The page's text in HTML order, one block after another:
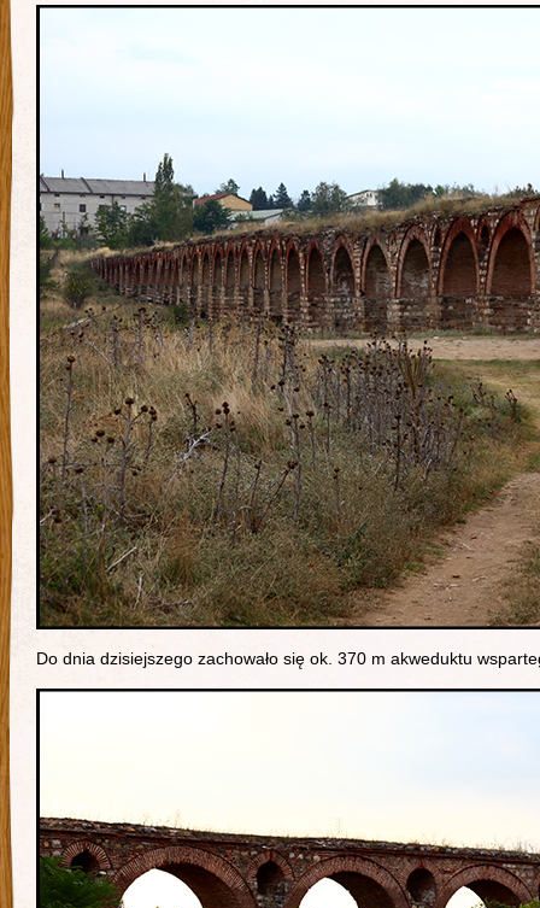
Do dnia dzisiejszego zachowało się ok. 370 m akweduktu